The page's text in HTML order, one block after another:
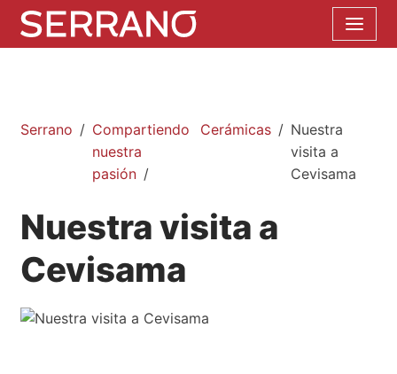
Serrano
Compartiendo
nuestra
pasión
Cerámicas
Nuestra
visita a
Cevisama
Nuestra visita a
Cevisama